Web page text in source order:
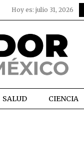
Hoy es: julio 31, 2026
SALUD CIENCIA